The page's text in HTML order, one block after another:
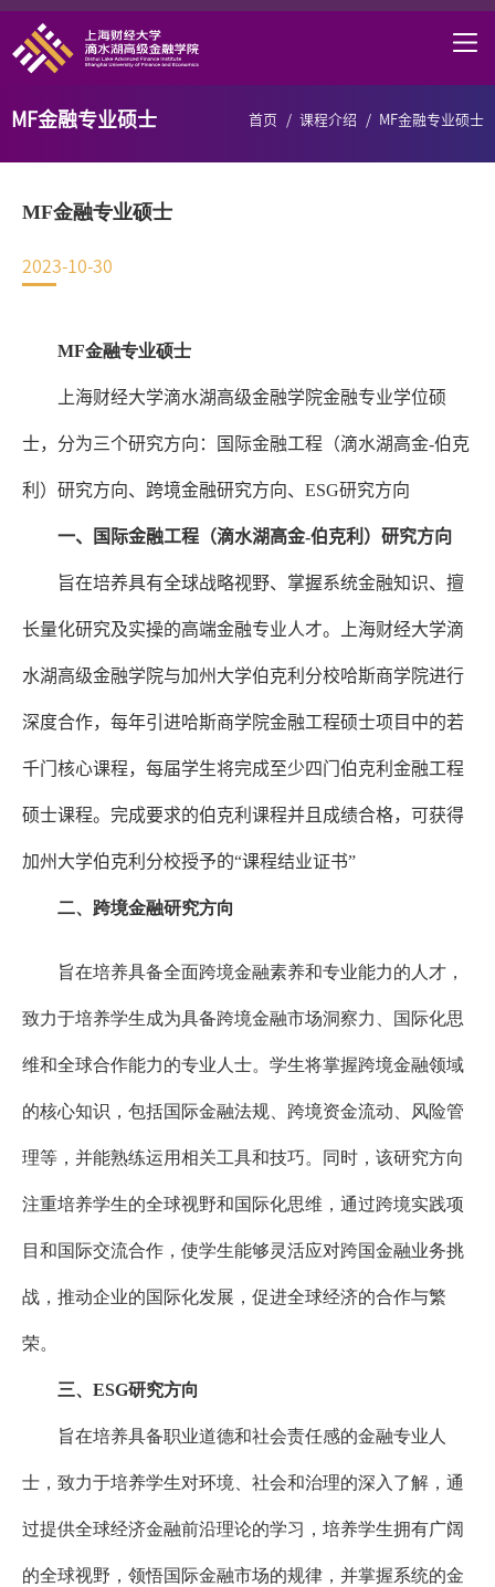
首页
研究中心
信息服务
院长邮箱
地址：上海市浦东新区海基六路99号创新魔坊三期2号楼
邮箱： dafi@sufe.edu.cn
首页 / 课程介绍 / MF金融专业硕士
MF金融专业硕士
MF金融专业硕士
2023-10-30
MF金融专业硕士
上海财经大学滴水湖高级金融学院金融专业学位硕
士，分为三个研究方向：国际金融工程（滴水湖高金-伯克
利）研究方向、跨境金融研究方向、 ESG研究方向
一、国际金融工程（滴水湖高金-伯克利）研究方向
旨在培养具有全球战略视野、掌握系统金融知识、擅
长量化研究及实操的高端金融专业人才。上海财经大学滴
水湖高级金融学院与加州大学伯克利分校哈斯商学院进行
深度合作，每年引进哈斯商学院金融工程硕士项目中的若
千门核心课程，每届学生将完成至少四门伯克利金融工程
硕士课程。完成要求的伯克利课程并且成绩合格，可获得
加州大学伯克利分校授予的“课程结业证书”
二、跨境金融研究方向
旨在培养具备全面跨境金融素养和专业能力的人才，
致力于培养学生成为具备跨境金融市场洞察力、国际化思
维和全球合作能力的专业人士。学生将掌握跨境金融领域
的核心知识，包括国际金融法规、跨境资金流动、风险管
理等，并能熟练运用相关工具和技巧。同时，该研究方向
注重培养学生的全球视野和国际化思维，通过跨境实践项
目和国际交流合作，使学生能够灵活应对跨国金融业务挑
战，推动企业的国际化发展，促进全球经济的合作与繁
荣。
三、ESG研究方向
旨在培养具备职业道德和社会责任感的金融专业人
士，致力于培养学生对环境、社会和治理的深入了解，通
过提供全球经济金融前沿理论的学习，培养学生拥有广阔
的全球视野，领悟国际金融市场的规律，并掌握系统的金